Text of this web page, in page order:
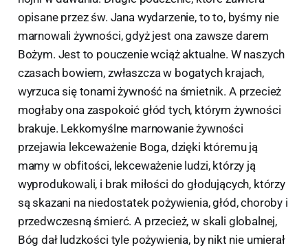
opisane przez św. Jana wydarzenie, to to, byśmy nie
marnowali żywności, gdyż jest ona zawsze darem
Bożym. Jest to pouczenie wciąż aktualne. W naszych
czasach bowiem, zwłaszcza w bogatych krajach,
wyrzuca się tonami żywność na śmietnik. A przecież
mogłaby ona zaspokoić głód tych, którym żywności
brakuje. Lekkomyślne marnowanie żywności
przejawia lekceważenie Boga, dzięki któremu ją
mamy w obfitości, lekceważenie ludzi, którzy ją
wyprodukowali, i brak miłości do głodujących, którzy
są skazani na niedostatek pożywienia, głód, choroby i
przedwczesną śmierć. A przecież, w skali globalnej,
Bóg dał ludzkości tyle pożywienia, by nikt nie umierał